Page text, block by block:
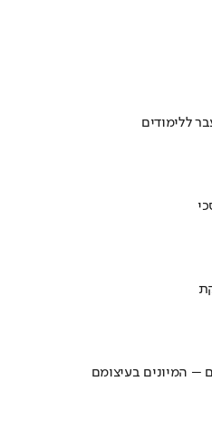
ללימודים
– המיונים בעיצומם